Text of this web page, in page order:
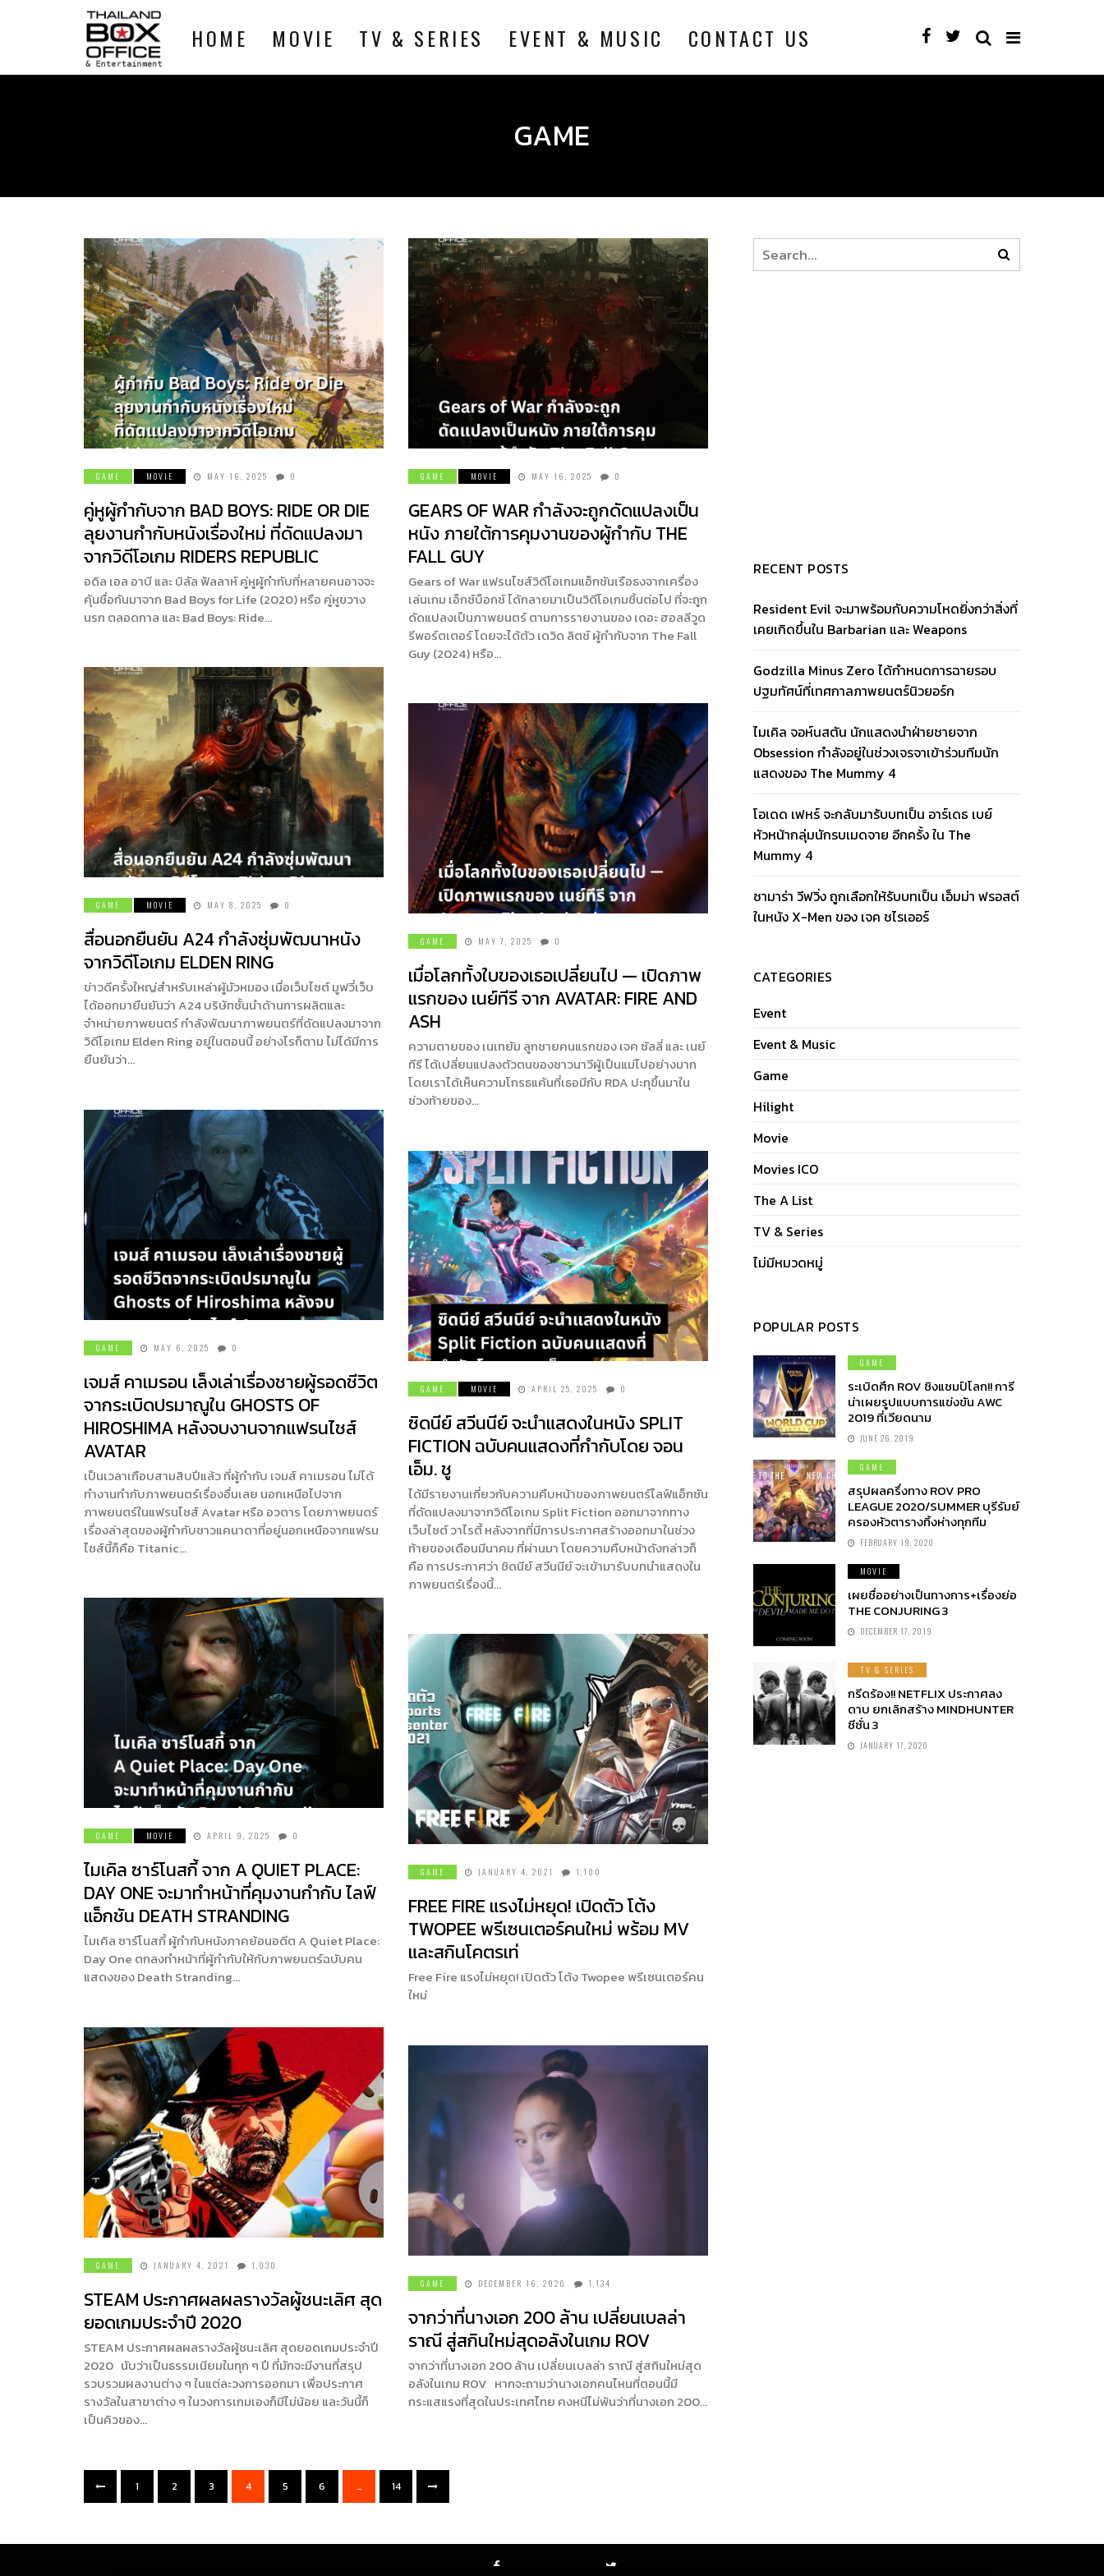
HOME MOVIE TV & SERIES EVENT & MUSIC CONTACT US
GAME
GAME MOVIE MAY 16, 2025 0
คู่หูผู้กำกับจาก BAD BOYS: RIDE OR DIE
ลุยงานกำกับหนังเรื่องใหม่ ที่ดัดแปลงมา
จากวิดีโอเกม RIDERS REPUBLIC
อดิล เอล อาบี และ บิลัล ฟัลลาห์ คู่หูผู้กำกับที่หลายคนอาจจะ
คุ้นชื่อกันมาจาก Bad Boys for Life (2020) หรือ คู่หูขวาง
นรก ตลอดกาล และ Bad Boys: Ride…
GAME MOVIE MAY 16, 2025 0
GEARS OF WAR กำลังจะถูกดัดแปลงเป็น
หนัง ภายใต้การคุมงานของผู้กำกับ THE
FALL GUY
Gears of War แฟรนไชส์วิดีโอเกมแอ็กชันเรือธงจากเครื่อง
เล่นเกม เอ็กซ์บ็อกซ์ ได้กลายมาเป็นวิดีโอเกมชิ้นต่อไป ที่จะถูก
ดัดแปลงเป็นภาพยนตร์ ตามการรายงานของ เดอะ ฮอลลีวูด
รีพอร์ตเตอร์ โดยจะได้ตัว เดวิด ลิตช์ ผู้กำกับจาก The Fall
Guy (2024) หรือ…
GAME MOVIE MAY 8, 2025 0
สื่อนอกยืนยัน A24 กำลังซุ่มพัฒนาหนัง
จากวิดีโอเกม ELDEN RING
ข่าวดีครั้งใหญ่สำหรับเหล่าผู้มัวหมอง เมื่อเว็บไซต์ มูฟวี่เว็บ
ได้ออกมายืนยันว่า A24 บริษัทชั้นนำด้านการผลิตและ
จำหน่ายภาพยนตร์ กำลังพัฒนาภาพยนตร์ที่ดัดแปลงมาจาก
วิดีโอเกม Elden Ring อยู่ในตอนนี้ อย่างไรก็ตาม ไม่ได้มีการ
ยืนยันว่า…
GAME MAY 7, 2025 0
เมื่อโลกทั้งใบของเธอเปลี่ยนไป — เปิดภาพ
แรกของ เนย์ทีรี จาก AVATAR: FIRE AND
ASH
ความตายของ เนเทยัม ลูกชายคนแรกของ เจค ซัลลี่ และ เนย์
ทีรี ได้เปลี่ยนแปลงตัวตนของชาวนาวีผู้เป็นแม่ไปอย่างมาก
โดยเราได้เห็นความโกรธแค้นที่เธอมีกับ RDA ปะทุขึ้นมาใน
ช่วงท้ายของ…
GAME MAY 6, 2025 0
เจมส์ คาเมรอน เล็งเล่าเรื่องชายผู้รอดชีวิต
จากระเบิดปรมาณูใน GHOSTS OF
HIROSHIMA หลังจบงานจากแฟรนไชส์
AVATAR
เป็นเวลาเกือบสามสิบปีแล้ว ที่ผู้กำกับ เจมส์ คาเมรอน ไม่ได้
ทำงานกำกับภาพยนตร์เรื่องอื่นเลย นอกเหนือไปจาก
ภาพยนตร์​ในแฟรนไชส์ Avatar หรือ อวตาร โดยภาพยนตร์
เรื่องล่าสุดของผู้กำกับชาวแคนาดาที่อยู่นอกเหนือจากแฟรน
ไชส์นี้ก็คือ Titanic…
GAME MOVIE APRIL 25, 2025 0
ซิดนีย์ สวีนนีย์ จะนำแสดงในหนัง SPLIT
FICTION ฉบับคนแสดงที่กำกับโดย จอน
เอ็ม. ชู
ได้มีรายงานเกี่ยวกับความคืบหน้าของภาพยนตร์ไลฟ์แอ็กชัน
ที่ดัดแปลงมาจากวิดีโอเกม Split Fiction ออกมาจากทาง
เว็บไซต์ วาไรตี้ หลังจากที่มีการประกาศสร้างออกมาในช่วง
ท้ายของเดือนมีนาคม ที่ผ่านมา โดยความคืบหน้าดังกล่าวก็
คือ การประกาศว่า ซิดนีย์ สวีนนีย์ จะเข้ามารับบทนำแสดงใน
ภาพยนตร์เรื่องนี้…
GAME MOVIE APRIL 9, 2025 0
ไมเคิล ซาร์โนสกี้ จาก A QUIET PLACE:
DAY ONE จะมาทำหน้าที่คุมงานกำกับ ไลฟ์
แอ็กชัน DEATH STRANDING
ไมเคิล ซาร์โนสกี้ ผู้กำกับหนังภาคย้อนอดีต A Quiet Place:
Day One ตกลงทำหน้าที่ผู้กำกับให้กับภาพยนตร์ฉบับคน
แสดงของ Death Stranding…
GAME JANUARY 4, 2021 1,100
FREE FIRE แรงไม่หยุด! เปิดตัว โต้ง
TWOPEE พรีเซนเตอร์คนใหม่ พร้อม MV
และสกินโคตรเท่
Free Fire แรงไม่หยุด! เปิดตัว โต้ง Twopee พรีเซนเตอร์คน
ใหม่
GAME JANUARY 4, 2021 1,030
STEAM ประกาศผลผลรางวัลผู้ชนะเลิศ สุด
ยอดเกมประจำปี 2020
STEAM ประกาศผลผลรางวัลผู้ชนะเลิศ สุดยอดเกมประจำปี
2020 นับว่าเป็นธรรมเนียมในทุก ๆ ปี ที่มักจะมีงานที่สรุป
รวบรวมผลงานต่าง ๆ ในแต่ละวงการออกมา เพื่อประกาศ
รางวัลในสาขาต่าง ๆ ในวงการเกมเองก็มีไม่น้อย และวันนี้ก็
เป็นคิวของ…
GAME DECEMBER 16, 2020 1,134
จากว่าที่นางเอก 200 ล้าน เปลี่ยนเบลล่า
ราณี สู่สกินใหม่สุดอลังในเกม ROV
จากว่าที่นางเอก 200 ล้าน เปลี่ยนเบลล่า ราณี สู่สกินใหม่สุด
อลังในเกม ROV หากจะถามว่านางเอกคนไหนที่ตอนนี้มี
กระแสแรงที่สุดในประเทศไทย คงหนีไม่พ้นว่าที่นางเอก 200…
1 2 3 4 5 6 … 14
RECENT POSTS
Resident Evil จะมาพร้อมกับความโหดยิ่งกว่าสิ่งที่
เคยเกิดขึ้นใน Barbarian และ Weapons
Godzilla Minus Zero ได้กำหนดการฉายรอบ
ปฐมทัศน์ที่เทศกาลภาพยนตร์นิวยอร์ก
ไมเคิล จอห์นสตัน นักแสดงนำฝ่ายชายจาก
Obsession กำลังอยู่ในช่วงเจรจาเข้าร่วมทีมนัก
แสดงของ The Mummy 4
โอเดด เฟหร์ จะกลับมารับบทเป็น อาร์เดธ เบย์
หัวหน้ากลุ่มนักรบเมดจาย อีกครั้ง ใน The
Mummy 4
ซามาร่า วีฟวิ่ง ถูกเลือกให้รับบทเป็น เอ็มม่า ฟรอสต์
ในหนัง X-Men ของ เจค ชไรเออร์
CATEGORIES
Event
Event & Music
Game
Hilight
Movie
Movies ICO
The A List
TV & Series
ไม่มีหมวดหมู่
POPULAR POSTS
GAME
ระเบิดศึก ROV ชิงแชมป์โลก!! การี
น่าเผยรูปแบบการแข่งขัน AWC
2019 ที่เวียดนาม
JUNE 26, 2019
GAME
สรุปผลครึ่งทาง ROV PRO
LEAGUE 2020/SUMMER บุรีรัมย์
ครองหัวตารางทิ้งห่างทุกทีม
FEBRUARY 19, 2020
MOVIE
เผยชื่ออย่างเป็นทางการ+เรื่องย่อ
THE CONJURING 3
DECEMBER 17, 2019
TV & SERIES
กรีดร้อง!! NETFLIX ประกาศลง
ดาบ ยกเลิกสร้าง MINDHUNTER
ซีซั่น 3
JANUARY 17, 2020